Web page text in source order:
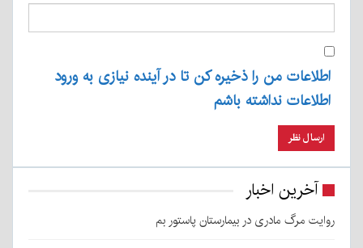
اطلاعات من را ذخیره کن تا در آینده نیازی به ورود
اطلاعات نداشته باشم
آخرین اخبار
روایت مرگ مادری در بیمارستان پاستور بم